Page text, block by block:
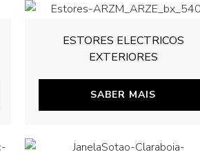
ESTORES ELECTRICOS
EXTERIORES
SABER MAIS